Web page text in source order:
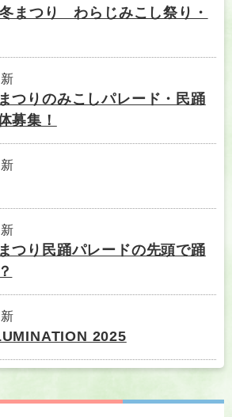
まつり わらじみこし祭り・
つりのみこしパレード・民踊
募集！
つり民踊パレードの先頭で踊
2025